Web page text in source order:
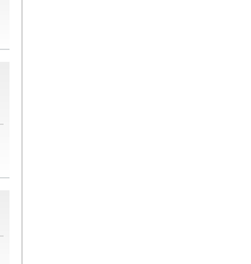
Любви до
ВИЛЕНСКАЯ